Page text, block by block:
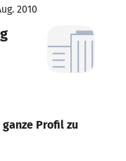
2010
Profil zu